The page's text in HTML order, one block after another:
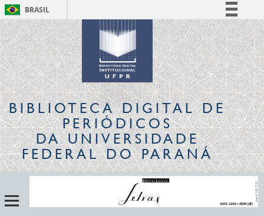
BRASIL
Simplifique!
Comunica BR
Participe
Acesso à informação
Legislação
Canais
BIBLIOTECA DIGITALDE
PERIÓDICOS
DA UNIVERSIDADE
FEDERAL DO PARANÁ